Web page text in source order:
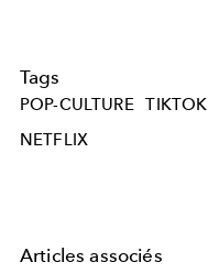
Tags
POP-CULTURE TIKTOK
NETFLIX
Articles associés